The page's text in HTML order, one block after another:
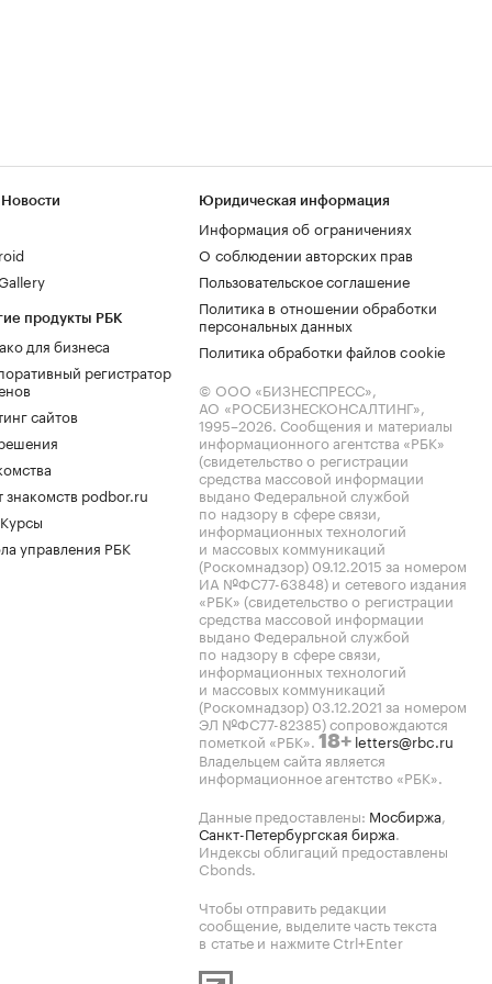
продукты РБК
для бизнеса
регистратор
сайтов
знакомств podbor.ru
управления РБК
Юридическая информация
Информация об ограничениях
О соблюдении авторских прав
Пользовательское соглашение
Политика в отношении обработки
персональных данных
Политика обработки файлов cookie
© ООО «БИЗНЕСПРЕСС»,
АО «РОСБИЗНЕСКОНСАЛТИНГ»,
1995–2026. Сообщения и материалы
информационного агентства «РБК»
(свидетельство о регистрации
средства массовой информации
выдано Федеральной службой
по надзору в сфере связи,
информационных технологий
и массовых коммуникаций
(Роскомнадзор) 09.12.2015 за номером
ИА №ФС77-63848) и сетевого издания
«РБК» (свидетельство о регистрации
средства массовой информации
выдано Федеральной службой
по надзору в сфере связи,
информационных технологий
и массовых коммуникаций
(Роскомнадзор) 03.12.2021 за номером
ЭЛ №ФС77-82385) сопровождаются
пометкой «РБК». 18+ letters@rbc.ru
Владельцем сайта является
информационное агентство «РБК».
Данные предоставлены: Мосбиржа,
Санкт-Петербургская биржа.
Индексы облигаций предоставлены
Cbonds.
Чтобы отправить редакции
сообщение, выделите часть текста
в статье и нажмите Ctrl+Enter